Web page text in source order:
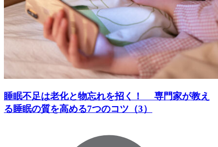
睡眠不足は老化と物忘れを招く！ 専門家が教え
る睡眠の質を高める7つのコツ（3）